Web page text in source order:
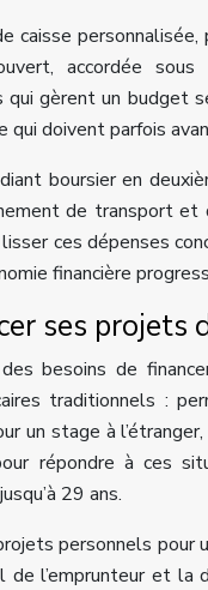
caisse
accordée
gèrent un budget
doivent parfois
boursier en
de transport
ces dépenses
financière
ses projets
besoins de
traditionnels :
un stage à
répondre à ces
29 ans.
personnels
l’emprunteur et la